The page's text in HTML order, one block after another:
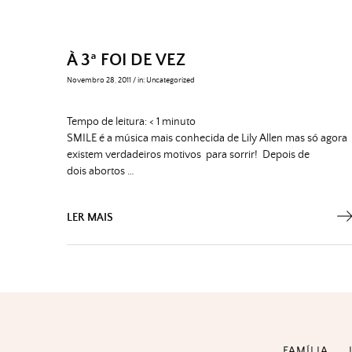
À 3ª FOI DE VEZ
Novembro 28, 2011/in: Uncategorized
Tempo de leitura:< 1 minuto
SMILE é a música mais conhecida de Lily Allen mas só agora
existem verdadeiros motivos para sorrir! Depois de
dois abortos …
LER MAIS